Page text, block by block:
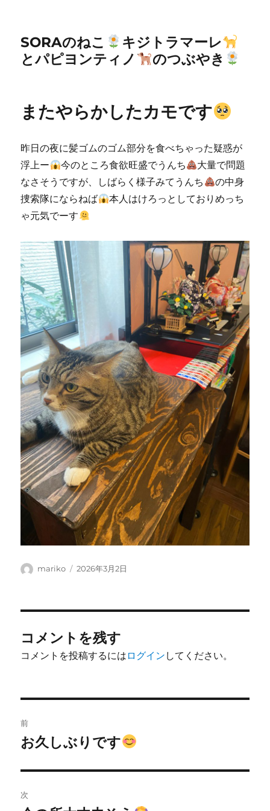
SORAのねこ
キジトラマーレ
とパピヨンティノ
のつぶやき
またやらかしたカモです
昨日の夜に髪ゴムのゴム部分を食べちゃった疑惑が
浮上ー
今のところ食欲旺盛でうんち
大量で問題
なさそうですが、しばらく様子みてうんち
の中身
捜索隊にならねば
本人はけろっとしておりめっち
ゃ元気でーす
投
mariko
投
2026年3月2日
コメントを残す
コメントを投稿するには ログイン してください。
稿
ビ
前
前
投
稿:
お久しぶりです
次